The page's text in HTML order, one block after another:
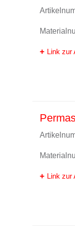
Link zur
Link zur